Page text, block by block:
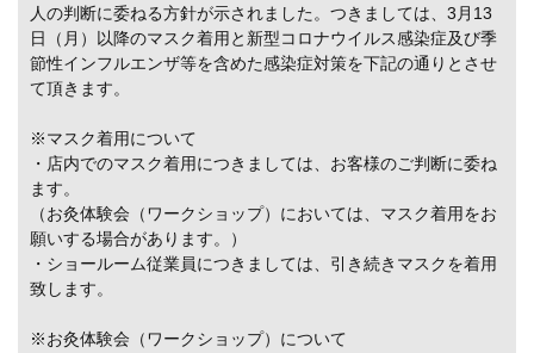
人の判断に委ねる方針が示されました。つきましては、3月13
日（月）以降のマスク着用と新型コロナウイルス感染症及び季
節性インフルエンザ等を含めた感染症対策を下記の通りとさせ
て頂きます。
※マスク着用について
・店内でのマスク着用につきましては、お客様のご判断に委ね
ます。
（お灸体験会（ワークショップ）においては、マスク着用をお
願いする場合があります。）
・ショールーム従業員につきましては、引き続きマスクを着用
致します。
※お灸体験会（ワークショップ）について